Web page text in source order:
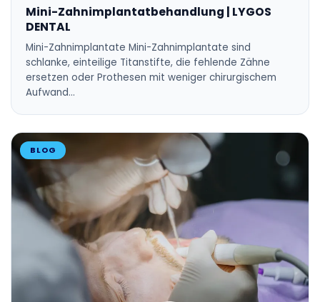
Mini-Zahnimplantatbehandlung | LYGOS
DENTAL
Mini-Zahnimplantate Mini-Zahnimplantate sind
schlanke, einteilige Titanstifte, die fehlende Zähne
ersetzen oder Prothesen mit weniger chirurgischem
Aufwand…
BLOG